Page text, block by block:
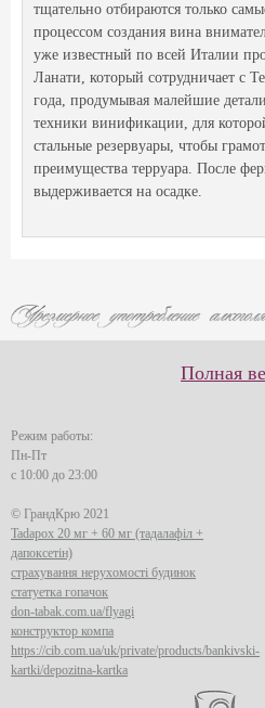
тщательно отбираются только
процессом создания вина
уже известный по всей Италии
Ланати, который сотрудничает с
года, продумывая малейшие
техники винификации, для
стальные резервуары, чтобы
преимущества терруара. После
выдерживается на осадке.
Полная
Режим работы:
Пн-Пт
с 10:00 до 23:00
© ГрандКрю 2021
Tadapox 20 мг + 60 мг (тадалафіл +
дапоксетін)
страхування нерухомості будинок
статуетка гопачок
don-tabak.com.ua/flyagi
конструктор компа
https://cib.com.ua/uk/private/products/bankivski-
kartki/depozitna-kartka